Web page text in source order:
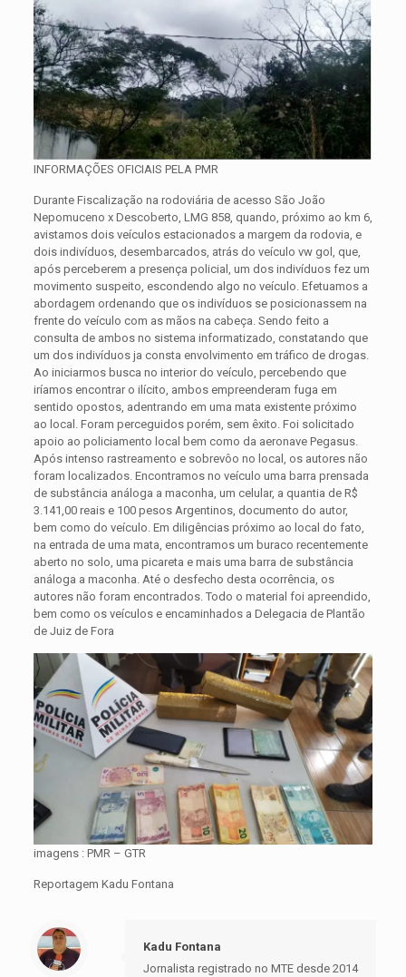
INFORMAÇÕES OFICIAIS PELA PMR
Durante Fiscalização na rodoviária de acesso São João
Nepomuceno x Descoberto, LMG 858, quando, próximo ao km 6,
avistamos dois veículos estacionados a margem da rodovia, e
dois indivíduos, desembarcados, atrás do veículo vw gol, que,
após perceberem a presença policial, um dos indivíduos fez um
movimento suspeito, escondendo algo no veículo. Efetuamos a
abordagem ordenando que os indivíduos se posicionassem na
frente do veículo com as mãos na cabeça. Sendo feito a
consulta de ambos no sistema informatizado, constatando que
um dos indivíduos ja consta envolvimento em tráfico de drogas.
Ao iniciarmos busca no interior do veículo, percebendo que
iríamos encontrar o ilícito, ambos empreenderam fuga em
sentido opostos, adentrando em uma mata existente próximo
ao local. Foram perceguidos porém, sem êxito. Foi solicitado
apoio ao policiamento local bem como da aeronave Pegasus.
Após intenso rastreamento e sobrevôo no local, os autores não
foram localizados. Encontramos no veículo uma barra prensada
de substância análoga a maconha, um celular, a quantia de R$
3.141,00 reais e 100 pesos Argentinos, documento do autor,
bem como do veículo. Em diligências próximo ao local do fato,
na entrada de uma mata, encontramos um buraco recentemente
aberto no solo, uma picareta e mais uma barra de substância
análoga a maconha. Até o desfecho desta ocorrência, os
autores não foram encontrados. Todo o material foi apreendido,
bem como os veículos e encaminhados a Delegacia de Plantão
de Juiz de Fora
imagens : PMR – GTR
Reportagem Kadu Fontana
Kadu Fontana
Jornalista registrado no MTE desde 2014